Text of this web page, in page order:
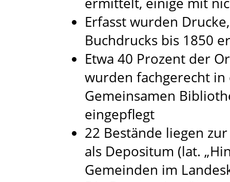
Erfasst wurden
Buchdrucks bis 1850
Etwa 40 Prozent der
wurden fachgerecht
Gemeinsamen
eingepflegt
22 Bestände liegen
als Depositum (lat.
Gemeinden im